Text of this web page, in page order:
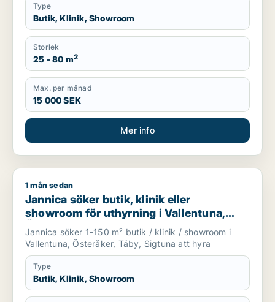
Type
Butik, Klinik, Showroom
Storlek
25 - 80 m2
Max. per månad
15 000 SEK
Mer info
Jannica söker butik, klinik eller showroom för uthyrning i
1 mån sedan
Jannica söker butik, klinik eller
showroom för uthyrning i Vallentuna,
Österåker eller Täby m.fl.
Jannica söker 1-150 m² butik / klinik / showroom i
Vallentuna, Österåker, Täby, Sigtuna att hyra
Type
Butik, Klinik, Showroom